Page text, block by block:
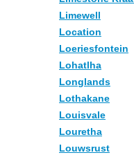
Limewell
Location
Loeriesfontein
Lohatlha
Longlands
Lothakane
Louisvale
Louretha
Louwsrust